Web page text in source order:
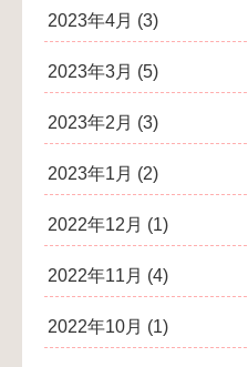
2023年4月 (3)
2023年3月 (5)
2023年2月 (3)
2023年1月 (2)
2022年12月 (1)
2022年11月 (4)
2022年10月 (1)